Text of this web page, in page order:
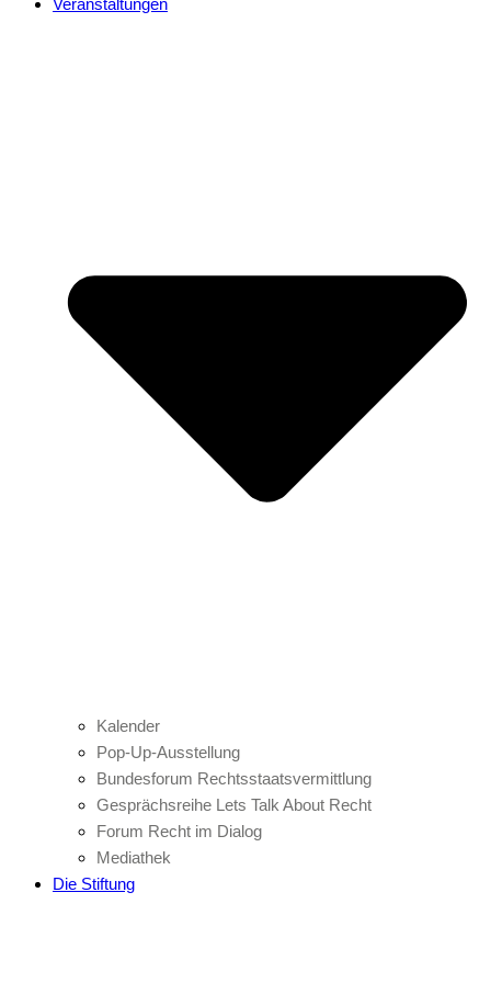
Veranstaltungen
Kalender
Pop-Up-Ausstellung
Bundesforum Rechtsstaatsvermittlung
Gesprächsreihe Lets Talk About Recht
Forum Recht im Dialog
Mediathek
Die Stiftung